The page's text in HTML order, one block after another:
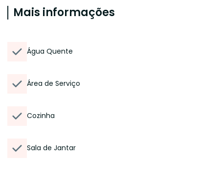
Mais informações
Água Quente
Área de Serviço
Cozinha
Sala de Jantar